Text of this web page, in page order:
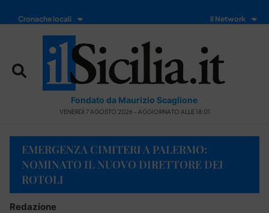
Cronache locali Il Network
Fondato da Maurizio Scaglione
VENERDÌ 7 AGOSTO 2026 - AGGIORNATO ALLE 18:01
EMERGENZA CIMITERI A PALERMO:
NOMINATO IL NUOVO DIRETTORE DEI
ROTOLI
Redazione